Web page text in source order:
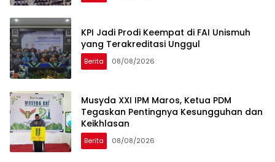
KPI Jadi Prodi Keempat di FAI Unismuh
yang Terakreditasi Unggul
Berita 08/08/2026
Musyda XXI IPM Maros, Ketua PDM
Tegaskan Pentingnya Kesungguhan dan
Keikhlasan
Berita 08/08/2026